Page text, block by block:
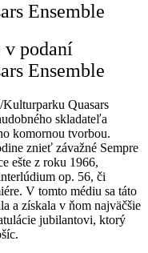
Ensemble
v podaní
Ensemble
Quasars
skladateľa
komornou tvorbou.
znieť závažné Sempre
ešte z roku 1966,
op. 56, či
V tomto médiu sa táto
a získala v ňom najväčšie
jubilantovi, ktorý